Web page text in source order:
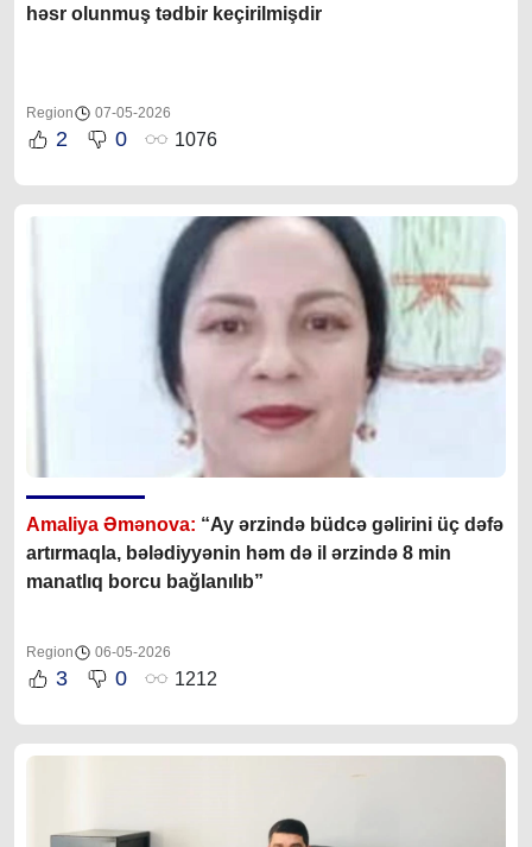
həsr olunmuş tədbir keçirilmişdir
Region 07-05-2026
2 0 1076
Amaliya Əmənova: “Ay ərzində büdcə gəlirini üç dəfə
artırmaqla, bələdiyyənin həm də il ərzində 8 min
manatlıq borcu bağlanılıb”
Region 06-05-2026
3 0 1212